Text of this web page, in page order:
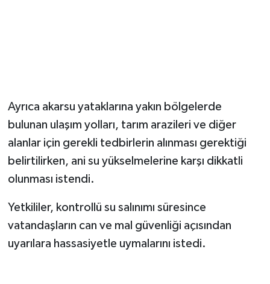
Ayrıca akarsu yataklarına yakın bölgelerde
bulunan ulaşım yolları, tarım arazileri ve diğer
alanlar için gerekli tedbirlerin alınması gerektiği
belirtilirken, ani su yükselmelerine karşı dikkatli
olunması istendi.
Yetkililer, kontrollü su salınımı süresince
vatandaşların can ve mal güvenliği açısından
uyarılara hassasiyetle uymalarını istedi.